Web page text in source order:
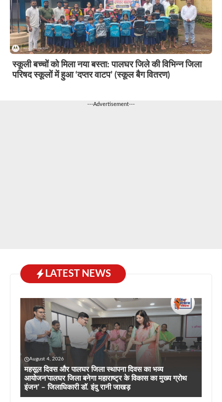
स्कूली बच्चों को मिला नया बस्ता: पालघर जिले की विभिन्न जिला
परिषद स्कूलों में हुआ ‘दप्तर वाटप’ (स्कूल बैग वितरण)
---Advertisement---
LATEST NEWS
August 4, 2026
महसूल दिवस और पालघर जिला स्थापना दिवस का भव्य
आयोजन’पालघर जिला बनेगा महाराष्ट्र के विकास का मुख्य ग्रोथ
इंजन’ – जिलाधिकारी डॉ. इंदु रानी जाखड़